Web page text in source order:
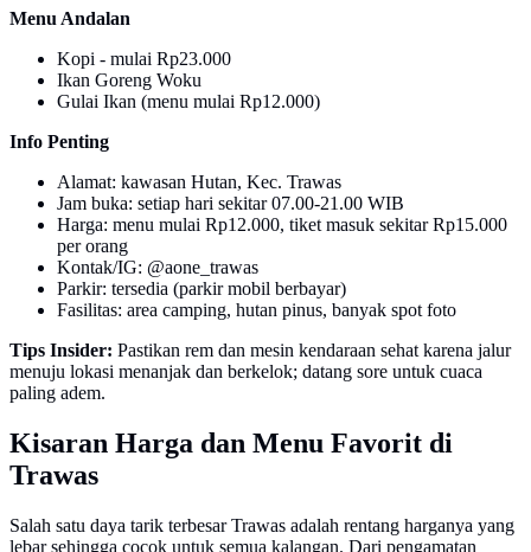
Menu Andalan
Kopi - mulai Rp23.000
Ikan Goreng Woku
Gulai Ikan (menu mulai Rp12.000)
Info Penting
Alamat: kawasan Hutan, Kec. Trawas
Jam buka: setiap hari sekitar 07.00-21.00 WIB
Harga: menu mulai Rp12.000, tiket masuk sekitar Rp15.000
per orang
Kontak/IG: @aone_trawas
Parkir: tersedia (parkir mobil berbayar)
Fasilitas: area camping, hutan pinus, banyak spot foto
Tips Insider: Pastikan rem dan mesin kendaraan sehat karena jalur
menuju lokasi menanjak dan berkelok; datang sore untuk cuaca
paling adem.
Kisaran Harga dan Menu Favorit di
Trawas
Salah satu daya tarik terbesar Trawas adalah rentang harganya yang
lebar sehingga cocok untuk semua kalangan. Dari pengamatan